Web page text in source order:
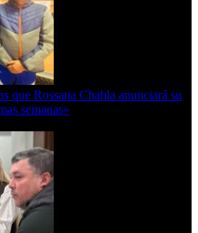
que Rossana Chahla anunciará su
semanas»